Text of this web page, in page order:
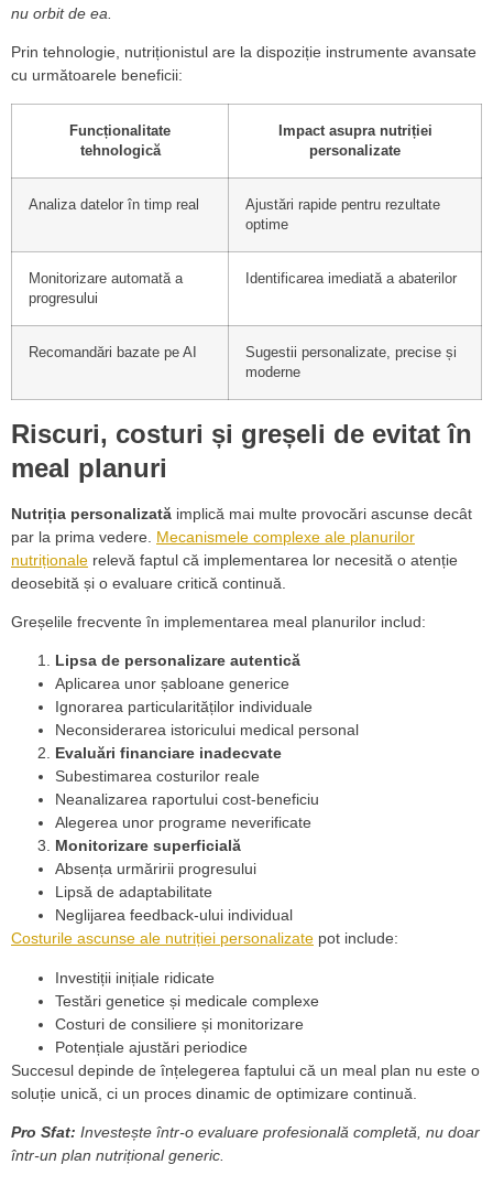
nu orbit de ea.
Prin tehnologie, nutriționistul are la dispoziție instrumente avansate
cu următoarele beneficii:
Funcționalitate
tehnologică
Impact asupra nutriției
personalizate
Analiza datelor în timp real
Ajustări rapide pentru rezultate
optime
Monitorizare automată a
progresului
Identificarea imediată a abaterilor
Recomandări bazate pe AI
Sugestii personalizate, precise și
moderne
Riscuri, costuri și greșeli de evitat în
meal planuri
Nutriția personalizată implică mai multe provocări ascunse decât
par la prima vedere. Mecanismele complexe ale planurilor
nutriționale relevă faptul că implementarea lor necesită o atenție
deosebită și o evaluare critică continuă.
Greșelile frecvente în implementarea meal planurilor includ:
Lipsa de personalizare autentică
Aplicarea unor șabloane generice
Ignorarea particularităților individuale
Neconsiderarea istoricului medical personal
Evaluări financiare inadecvate
Subestimarea costurilor reale
Neanalizarea raportului cost-beneficiu
Alegerea unor programe neverificate
Monitorizare superficială
Absența urmăririi progresului
Lipsă de adaptabilitate
Neglijarea feedback-ului individual
Costurile ascunse ale nutriției personalizate pot include:
Investiții inițiale ridicate
Testări genetice și medicale complexe
Costuri de consiliere și monitorizare
Potențiale ajustări periodice
Succesul depinde de înțelegerea faptului că un meal plan nu este o
soluție unică, ci un proces dinamic de optimizare continuă.
Pro Sfat: Investește într-o evaluare profesională completă, nu doar
într-un plan nutrițional generic.